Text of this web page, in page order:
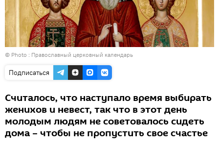
© Photo : Православный церковный календарь
Подписаться
Считалось, что наступало время выбирать
женихов и невест, так что в этот день
молодым людям не советовалось сидеть
дома – чтобы не пропустить свое счастье